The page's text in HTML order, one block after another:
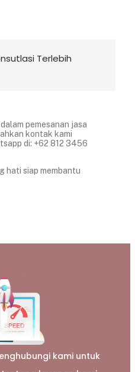
Terlebih
pemesanan jasa
kontak kami
di: +62 812 3456
hati siap membantu
kami untuk